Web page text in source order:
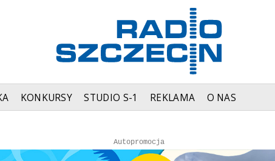
KONKURSY STUDIO S-1 REKLAMA O NAS
Autopromocja
Reklama
Autopromocja